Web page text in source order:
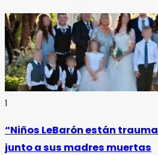
1
“Niños LeBarón están
junto a sus madres muertas